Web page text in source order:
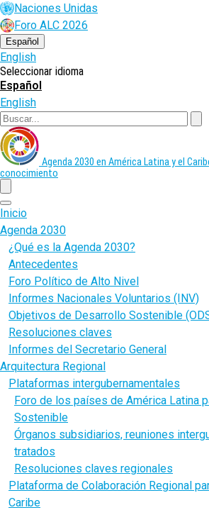
Pasar
al
contenido
principal
Naciones Unidas
Foro ALC 2026
Español
English
Seleccionar idioma
Español
English
Agenda 2030 en América Latina y el
conocimiento
menu
Inicio
Agenda 2030
¿Qué es la Agenda 2030?
Antecedentes
Foro Político de Alto Nivel
Informes Nacionales Voluntarios (INV)
Objetivos de Desarrollo Sostenible
Resoluciones claves
Informes del Secretario General
Arquitectura Regional
Plataformas intergubernamentales
Foro de los países de América Latina
Sostenible
Órganos subsidiarios, reuniones
tratados
Resoluciones claves regionales
Plataforma de Colaboración Regional
Caribe